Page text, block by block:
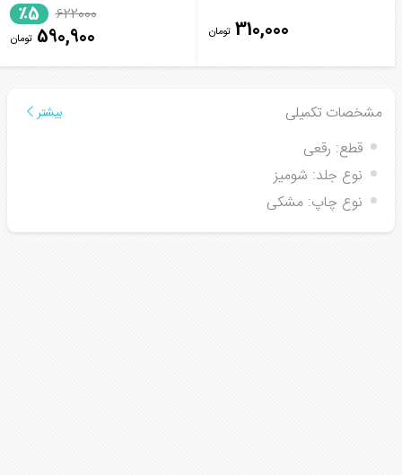
310,000 تومان
622000
٪5
590,900 تومان
مشخصات تکمیلی بیشتر
قطع: رقعی
نوع جلد: شومیز
نوع چاپ: مشکی